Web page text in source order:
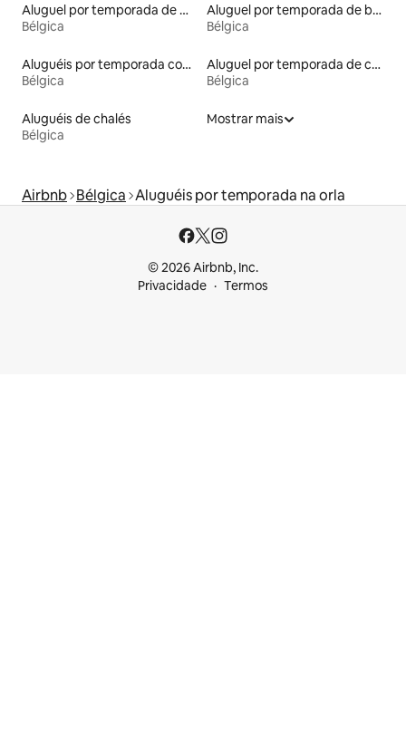
Aluguel por temporada de microcasas
Bélgica
Aluguel por temporada de barcos
Bélgica
Aluguéis por temporada com caiaque
Bélgica
Aluguel por temporada de cabanas de pastor
Bélgica
Aluguéis de chalés
Bélgica
Mostrar mais
Airbnb Bélgica Aluguéis por temporada na orla
© 2026 Airbnb, Inc.
Privacidade
Termos